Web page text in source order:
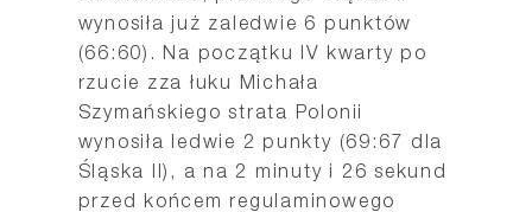
wynosiła już zaledwie 6 punktów
(66:60). Na początku IV kwarty po
rzucie zza łuku Michała
Szymańskiego strata Polonii
wynosiła ledwie 2 punkty (69:67 dla
Śląska II), a na 2 minuty i 26 sekund
przed końcem regulaminowego